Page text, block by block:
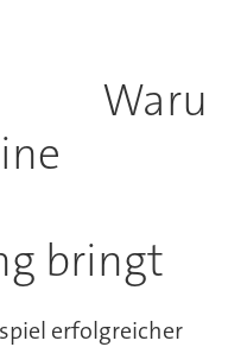
Waru
bringt
erfolgreicher